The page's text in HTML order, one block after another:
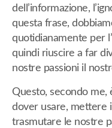
dell’informazione,
questa frase,
quotidianamente per
quindi riuscire a far
nostre passioni il
Questo, secondo me,
dover usare, mettere
trasmutare le nostre